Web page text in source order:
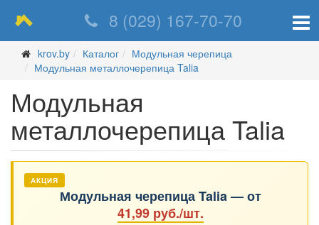
8 (029) 167-70-70
krov.by Каталог
Модульная черепица
Модульная металлочерепица Talia
Модульная
металлочерепица Talia
АКЦИЯ
Модульная черепица Talia — от
41,99 руб./шт.